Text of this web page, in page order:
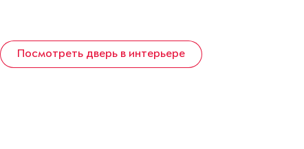
Посмотреть дверь в интерьере